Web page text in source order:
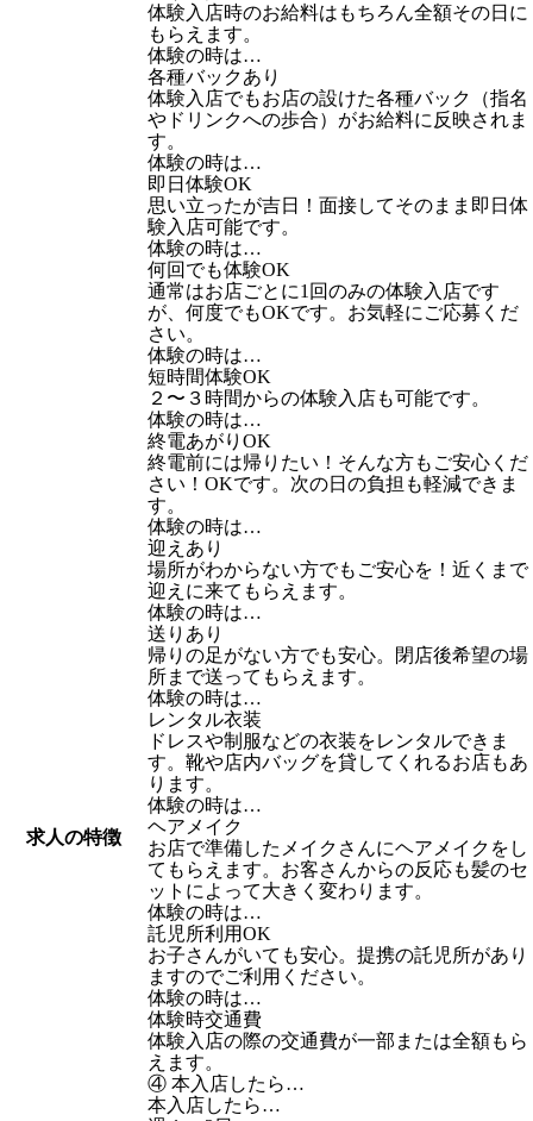
求人の特徴
体験入店時のお給料はもちろん全額その日に
もらえます。
体験の時は…
各種バックあり
体験入店でもお店の設けた各種バック（指名
やドリンクへの歩合）がお給料に反映されま
す。
体験の時は…
即日体験OK
思い立ったが吉日！面接してそのまま即日体
験入店可能です。
体験の時は…
何回でも体験OK
通常はお店ごとに1回のみの体験入店です
が、何度でもOKです。お気軽にご応募くだ
さい。
体験の時は…
短時間体験OK
２〜３時間からの体験入店も可能です。
体験の時は…
終電あがりOK
終電前には帰りたい！そんな方もご安心くだ
さい！OKです。次の日の負担も軽減できま
す。
体験の時は…
迎えあり
場所がわからない方でもご安心を！近くまで
迎えに来てもらえます。
体験の時は…
送りあり
帰りの足がない方でも安心。閉店後希望の場
所まで送ってもらえます。
体験の時は…
レンタル衣装
ドレスや制服などの衣装をレンタルできま
す。靴や店内バッグを貸してくれるお店もあ
ります。
体験の時は…
ヘアメイク
お店で準備したメイクさんにヘアメイクをし
てもらえます。お客さんからの反応も髪のセ
ットによって大きく変わります。
体験の時は…
託児所利用OK
お子さんがいても安心。提携の託児所があり
ますのでご利用ください。
体験の時は…
体験時交通費
体験入店の際の交通費が一部または全額もら
えます。
④ 本入店したら…
本入店したら…